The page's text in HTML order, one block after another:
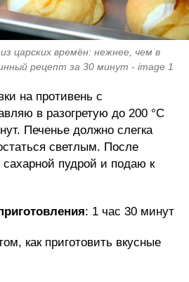
царских времён: нежнее, чем в
рецепт за 30 минут - image 1
на противень с
в разогретую до 200 °С
Печенье должно слегка
светлым. После
пудрой и подаю к
: 1 час 30 минут
как приготовить вкусные